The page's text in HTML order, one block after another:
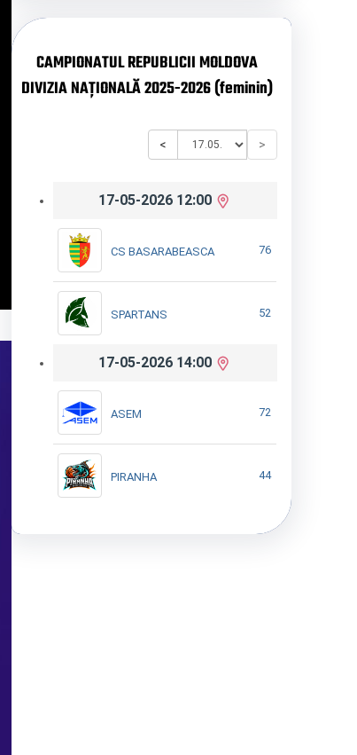
CAMPIONATUL REPUBLICII MOLDOVA
DIVIZIA NAȚIONALĂ 2025-2026 (feminin)
< >
17-05-2026 12:00
CS BASARABEASCA 76
SPARTANS 52
17-05-2026 14:00
ASEM 72
PIRANHA 44